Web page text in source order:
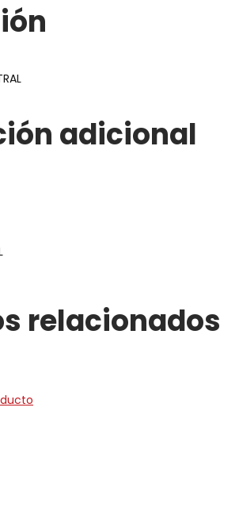
adicional
relacionados